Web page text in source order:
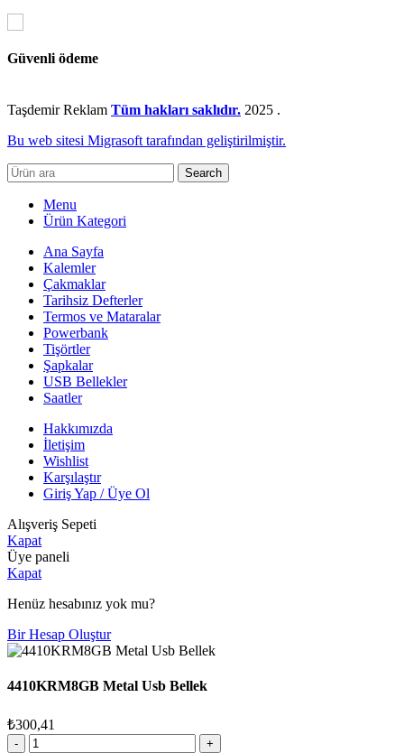
Güvenli ödeme
Taşdemir Reklam Tüm hakları saklıdır. 2025 .
Bu web sitesi Migrasoft tarafından geliştirilmiştir.
Search
Menu
Ürün Kategori
Ana Sayfa
Kalemler
Çakmaklar
Tarihsiz Defterler
Termos ve Mataralar
Powerbank
Tişörtler
Şapkalar
USB Bellekler
Saatler
Hakkımızda
İletişim
Wishlist
Karşılaştır
Giriş Yap / Üye Ol
Alışveriş Sepeti
Kapat
Üye paneli
Kapat
Henüz hesabınız yok mu?
Bir Hesap Oluştur
4410KRM8GB Metal Usb Bellek
₺300,41
4410KRM8GB